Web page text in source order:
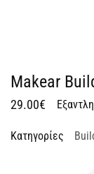
Makear
29.00€
Κατηγορίες